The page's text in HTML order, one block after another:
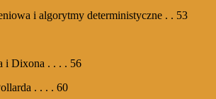
i algorytmy deterministyczne . . 53
i Dixona . . . . 56
. . . . 60